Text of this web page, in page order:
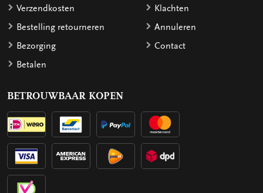
Verzendkosten
Bestelling retourneren
Bezorging
Betalen
Klachten
Annuleren
Contact
BETROUWBAAR KOPEN